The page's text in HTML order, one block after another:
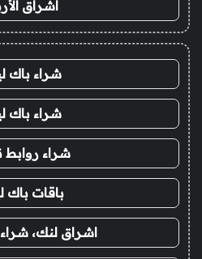
اشراق
شراء باك
شراء باك
شراء روابط
باقات باك
اشراق لنك، شراء